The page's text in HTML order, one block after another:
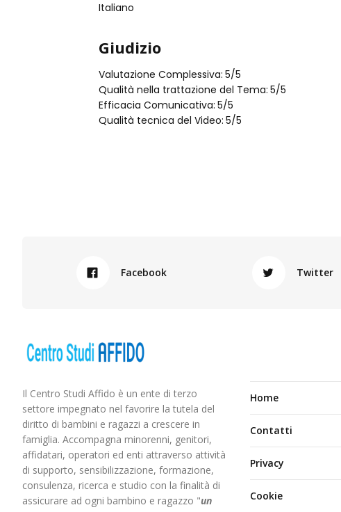
Italiano
Giudizio
Valutazione Complessiva: 5/5
Qualità nella trattazione del Tema: 5/5
Efficacia Comunicativa: 5/5
Qualità tecnica del Video: 5/5
Facebook Twitter
Il Centro Studi Affido è un ente di terzo
settore impegnato nel favorire la tutela del
diritto di bambini e ragazzi a crescere in
famiglia. Accompagna minorenni, genitori,
affidatari, operatori ed enti attraverso attività
di supporto, sensibilizzazione, formazione,
consulenza, ricerca e studio con la finalità di
assicurare ad ogni bambino e ragazzo "un
Home
Contatti
Privacy
Cookie